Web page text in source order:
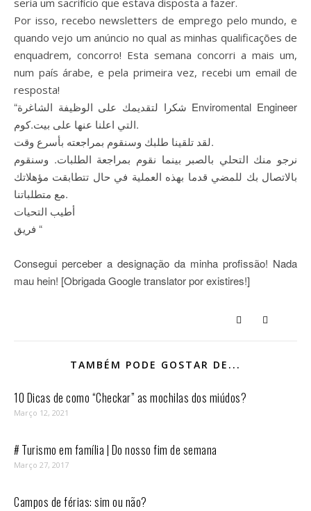
seria um sacrifício que estava disposta a fazer.
Por isso, recebo newsletters de emprego pelo mundo, e
quando vejo um anúncio no qual as minhas qualificações de
enquadrem, concorro! Esta semana concorri a mais um,
num país árabe, e pela primeira vez, recebi um email de
resposta!
“شكرا لتقديمك على الوظيفة الشاغرة Enviromental Engineer
التي اعلنا عنها على بيت.كوم.
لقد تلقينا طلبك وسنقوم بمراجعته بأسرع وقت.
نرجو منك التحلي بالصبر بينما نقوم بمراجعة الطلبات. وسنقوم
بالاتصال بك للمضي قدما بهذه العملية في حال تتطابقت مؤهلاتك
مع متطلباتنا.
أطيب التحيات
فريق “
Consegui perceber a designação da minha profissão! Nada
mau hein! [Obrigada Google translator por existires!]
TAMBÉM PODE GOSTAR DE...
10 Dicas de como “Checkar” as mochilas dos miúdos?
Março 12, 2021
# Turismo em família | Do nosso fim de semana
Março 27, 2017
Campos de férias: sim ou não?